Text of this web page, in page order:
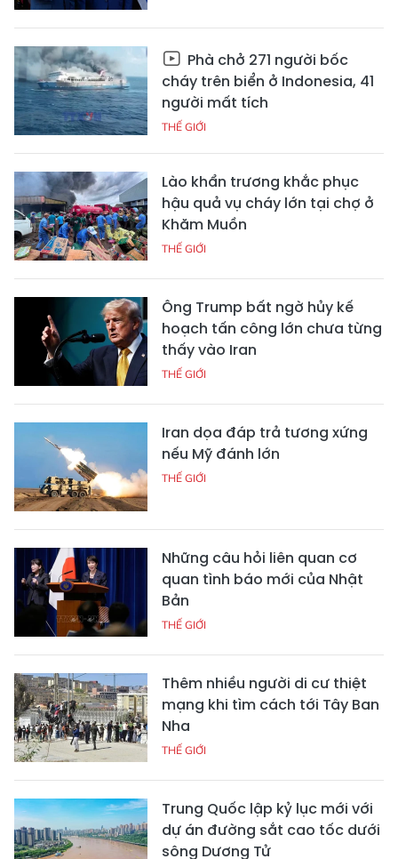
Phà chở 271 người bốc
cháy trên biển ở Indonesia, 41
người mất tích
THẾ GIỚI
Lào khẩn trương khắc phục
hậu quả vụ cháy lớn tại chợ ở
Khăm Muồn
THẾ GIỚI
Ông Trump bất ngờ hủy kế
hoạch tấn công lớn chưa từng
thấy vào Iran
THẾ GIỚI
Iran dọa đáp trả tương xứng
nếu Mỹ đánh lớn
THẾ GIỚI
Những câu hỏi liên quan cơ
quan tình báo mới của Nhật
Bản
THẾ GIỚI
Thêm nhiều người di cư thiệt
mạng khi tìm cách tới Tây Ban
Nha
THẾ GIỚI
Trung Quốc lập kỷ lục mới với
dự án đường sắt cao tốc dưới
sông Dương Tử